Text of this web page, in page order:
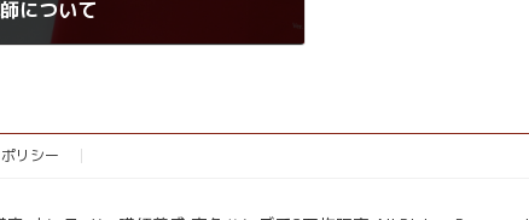
について
リシー